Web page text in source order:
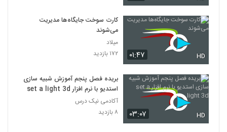
۰۱:۴۷ HD
کارت سوخت جایگاه‌ها مدیریت
می‌شوند
میلاد
۱۷۲ بازدید
۰۳:۰۷ HD
بریده فصل پنجم آموزش شبیه سازی
استدیو با نرم افزار set a light 3d
آکادمی نیک درس
۸ بازدید